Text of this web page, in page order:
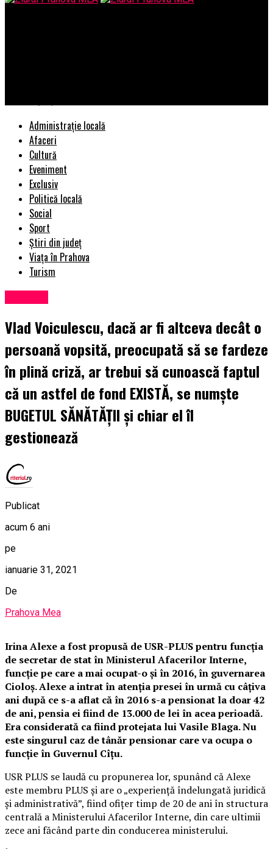
Administrație locală
Afaceri
Cultură
Eveniment
Exclusiv
Politică locală
Social
Sport
Știri din județ
Viața în Prahova
Turism
Vlad Voiculescu, dacă ar fi altceva decât o
persoană vopsită, preocupată să se fardeze
în plină criză, ar trebui să cunoască faptul
că un astfel de fond EXISTĂ, se numște
BUGETUL SĂNĂTĂȚII și chiar el îl
gestionează
Publicat
acum 6 ani
pe
ianuarie 31, 2021
De
Prahova Mea
Irina Alexe a fost propusă deUSR-PLUS pentru funcţia
de secretar de stat în Ministerul Afacerilor Interne,
funcție pe care a mai ocupat-o și în 2016, în guvernarea
Cioloș. Alexe a intrat în atenția presei în urmă cu câțiva
ani după ce s-a aflat că în 2016 s-a pensionat la doar 42
de ani, pensia ei fiind de 13.000 de lei în acea perioadă.
Era considerată ca fiind protejata lui Vasile Blaga. Nu
este singurul caz de tânăr pensionar care va ocupa o
funcție în Guvernul Cîțu.
USR PLUS se laudă cu propunerea lor, spunând că Alexe
este membru PLUS şi are o „experienţă îndelungată juridică
şi administrativă”, fiind ofiţer timp de 20 de ani în structura
centrală a Ministerului Afacerilor Interne, din care ultimii
zece ani făcând parte din conducerea ministerului.